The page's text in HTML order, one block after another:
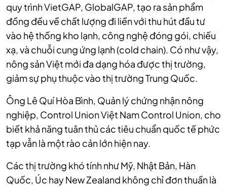
quy trình VietGAP, GlobalGAP, tạo ra sản phẩm
đồng đều về chất lượng đi liền với thu hút đầu tư
vào hệ thống kho lạnh, công nghệ đóng gói, chiếu
xạ, và chuỗi cung ứng lạnh (cold chain). Có như vậy,
nông sản Việt mới đa dạng hóa được thị trường,
giảm sự phụ thuộc vào thị trường Trung Quốc.
Ông Lê Quí Hòa Bình, Quản lý chứng nhận nông
nghiệp, Control Union Việt Nam Control Union, cho
biết khả năng tuân thủ các tiêu chuẩn quốc tế phức
tạp vẫn là một rào cản lớn hiện nay.
Các thị trường khó tính như Mỹ, Nhật Bản, Hàn
Quốc, Úc hay New Zealand không chỉ đơn thuần là